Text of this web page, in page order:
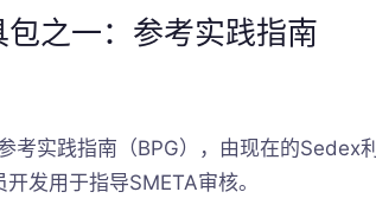
之一：参考实践指南
考实践指南（BPG），由现在的Sedex利
发用于指导SMETA审核。